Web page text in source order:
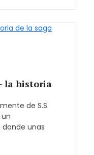
la historia
de S.S.
unas